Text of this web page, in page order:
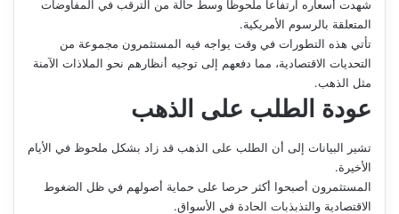
شهدت أسعاره ارتفاعا ملحوظا وسط حالة من الترقب في المفاوضات
المتعلقة بالرسوم الأمريكية.
تأتي هذه التطورات في وقت يواجه فيه المستثمرون مجموعة من
التحديات الاقتصادية، مما دفعهم إلى توجيه أنظارهم نحو الملاذات الآمنة
مثل الذهب.
عودة الطلب على الذهب
تشير البيانات إلى أن الطلب على الذهب قد زاد بشكل ملحوظ في الأيام
الأخيرة.
المستثمرون أصبحوا أكثر حرصا على حماية أصولهم في ظل الضغوط
الاقتصادية والتذبذبات الحادة في الأسواق.